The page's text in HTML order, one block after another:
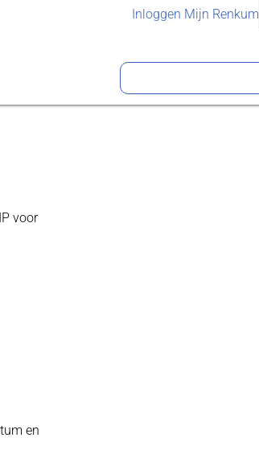
Inloggen Mijn Renkum
voor
en